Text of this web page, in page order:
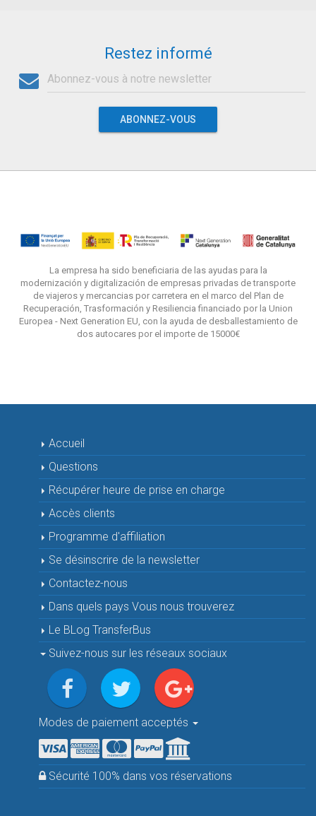
Restez informé
ABONNEZ-VOUS
La empresa ha sido beneficiaria de las ayudas para la
modernización y digitalización de empresas privadas de transporte
de viajeros y mercancias por carretera en el marco del Plan de
Recuperación, Trasformación y Resiliencia financiado por la Union
Europea - Next Generation EU, con la ayuda de desballestamiento de
dos autocares por el importe de 15000€
Accueil
Questions
Récupérer heure de prise en charge
Accès clients
Programme d'affiliation
Se désinscrire de la newsletter
Contactez-nous
Dans quels pays Vous nous trouverez
Le BLog TransferBus
Suivez-nous sur les réseaux sociaux
Modes de paiement acceptés
Sécurité 100% dans vos réservations